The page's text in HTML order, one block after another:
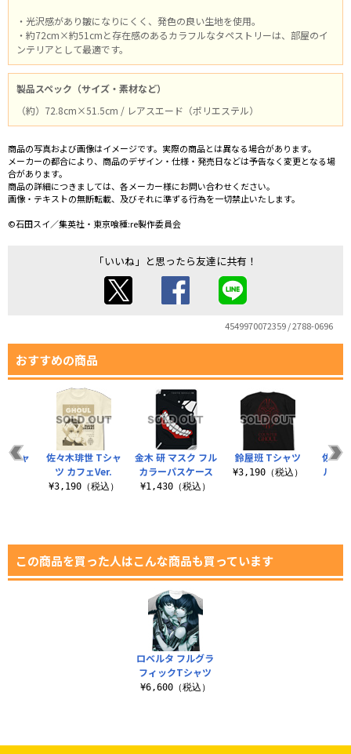
・光沢感があり皺になりにくく、発色の良い生地を使用。
・約72cm×約51cmと存在感のあるカラフルなタペストリーは、部屋のイ
ンテリアとして最適です。
製品スペック（サイズ・素材など）
（約）72.8cm×51.5cm / レアスエード（ポリエステル）
商品の写真および画像はイメージです。実際の商品とは異なる場合があります。
メーカーの都合により、商品のデザイン・仕様・発売日などは予告なく変更となる場
合があります。
商品の詳細につきましては、各メーカー様にお問い合わせください。
画像・テキストの無断転載、及びそれに準ずる行為を一切禁止いたします。
©石田スイ／集英社・東京喰種:re製作委員会
「いいね」と思ったら友達に共有！
4549970072359 / 2788-0696
おすすめの商品
金木 研 マスク フル
カラーパスケース
¥1,430（税込）
鈴屋班 Tシャツ
¥3,190（税込）
佐々
ルつ
ジャ
佐々木琲世 Tシャ
ツ カフェVer.
¥3,190（税込）
この商品を買った人はこんな商品も買っています
ロベルタ フルグラ
フィックTシャツ
¥6,600（税込）